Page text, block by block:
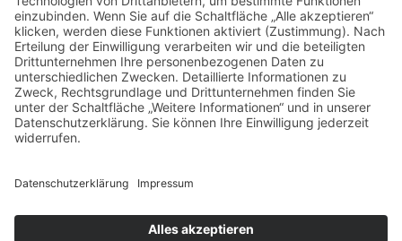
Vereinsvorsitzende:
Maria Streitferdt
Suche
nach: